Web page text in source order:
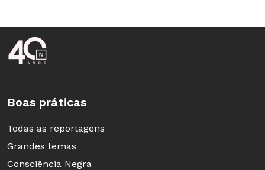
Rodapé da Nova Escola
Boas práticas
Todas as reportagens
Grandes temas
Consciência Negra